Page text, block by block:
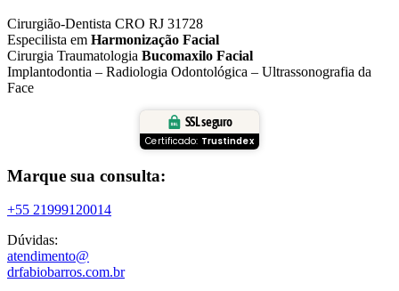
Cirurgião-Dentista CRO RJ 31728
Especilista em Harmonização Facial
Cirurgia Traumatologia Bucomaxilo Facial
Implantodontia – Radiologia Odontológica – Ultrassonografia da
Face
SSL seguro
Certificado: Trustindex
Marque sua consulta:
+55 21999120014
Dúvidas:
atendimento@
drfabiobarros.com.br